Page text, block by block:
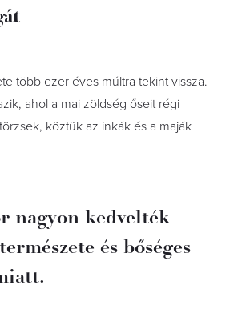
több ezer éves múltra tekint vissza.
ahol a mai zöldség őseit régi
köztük az inkák és a maják
nagyon kedvelték
és bőséges